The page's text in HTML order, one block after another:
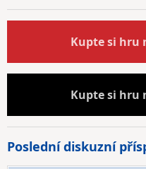
Kuptesi hru
Kuptesi hru
Poslední diskuzní